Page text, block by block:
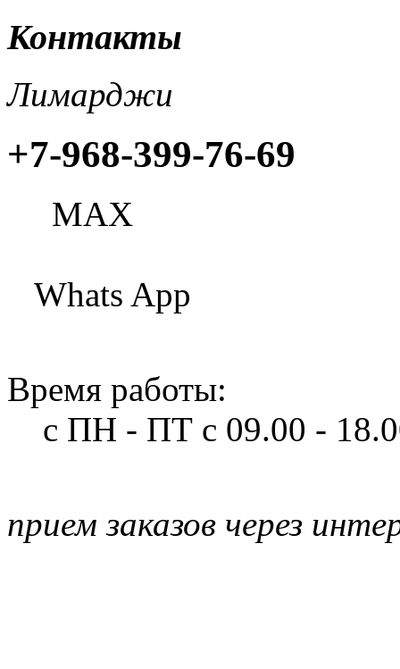
Контакты
Лимарджи
+7-968-399-76-69
МАХ
Whats App
Время работы:
с ПН - ПТ с 09.00 -
прием заказов через